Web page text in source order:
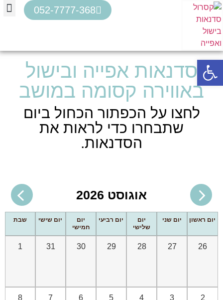
052-7777-368
סדנאות אפייה ובישול
באווירה קסומה במושב​
לחצו על הכפתור הכחול ביום
שתבחרו כדי לראות את
הסדנאות.
אוגוסט 2026
יום ראשון יום שני
יום
שלישי
יום רביעי
יום
חמישי
יום שישי שבת
26
27
28
29
30
31
1
2
3
4
5
6
7
8
פתח סרגל נגישות